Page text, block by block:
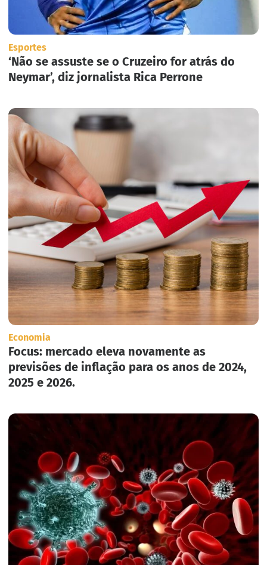
Esportes
‘Não se assuste se o Cruzeiro for atrás do
Neymar’, diz jornalista Rica Perrone
Economia
Focus: mercado eleva novamente as
previsões de inflação para os anos de 2024,
2025 e 2026.